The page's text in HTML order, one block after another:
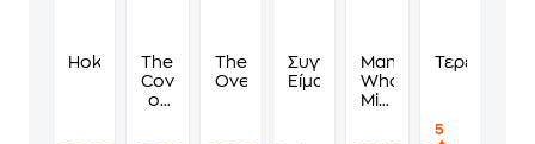
Hokusai
The
Covenant
of
The
Overstory
Συγγραφέας!
Είμαι;
Man
Who
Mistook
Τερέζα
5